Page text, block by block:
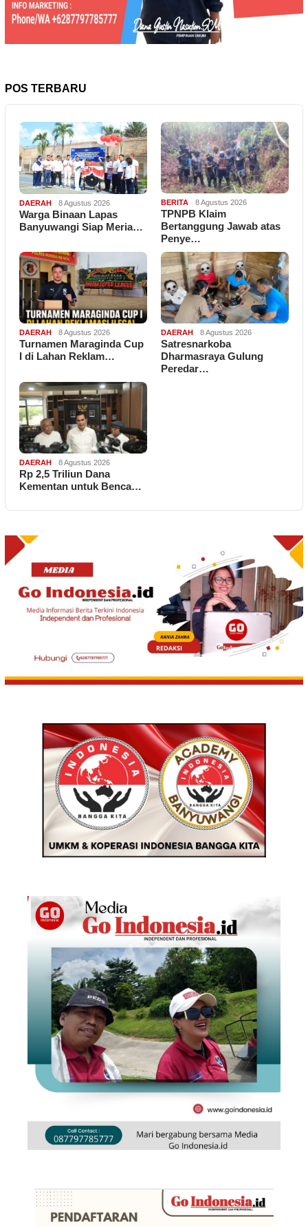
POS TERBARU
DAERAH 8 Agustus 2026
Warga Binaan Lapas
Banyuwangi Siap Meria…
BERITA 8 Agustus 2026
TPNPB Klaim
Bertanggung Jawab atas
Penye…
DAERAH 8 Agustus 2026
Turnamen Maraginda Cup
I di Lahan Reklam…
DAERAH 8 Agustus 2026
Satresnarkoba
Dharmasraya Gulung
Peredar…
DAERAH 8 Agustus 2026
Rp 2,5 Triliun Dana
Kementan untuk Benca…